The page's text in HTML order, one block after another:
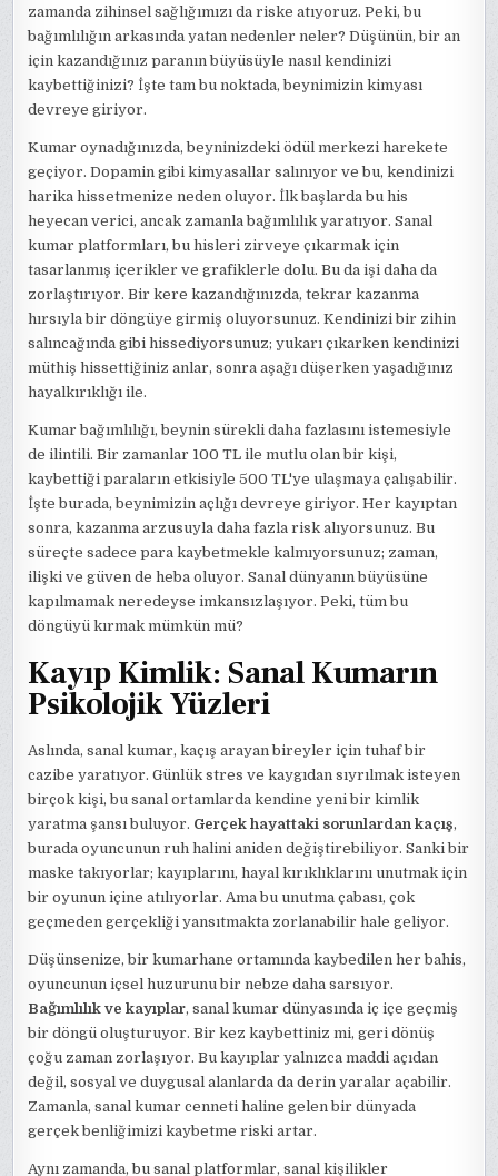
zamanda zihinsel sağlığımızı da riske atıyoruz. Peki, bu
bağımlılığın arkasında yatan nedenler neler? Düşünün, bir an
için kazandığınız paranın büyüsüyle nasıl kendinizi
kaybettiğinizi? İşte tam bu noktada, beynimizin kimyası
devreye giriyor.
Kumar oynadığınızda, beyninizdeki ödül merkezi harekete
geçiyor. Dopamin gibi kimyasallar salınıyor ve bu, kendinizi
harika hissetmenize neden oluyor. İlk başlarda bu his
heyecan verici, ancak zamanla bağımlılık yaratıyor. Sanal
kumar platformları, bu hisleri zirveye çıkarmak için
tasarlanmış içerikler ve grafiklerle dolu. Bu da işi daha da
zorlaştırıyor. Bir kere kazandığınızda, tekrar kazanma
hırsıyla bir döngüye girmiş oluyorsunuz. Kendinizi bir zihin
salıncağında gibi hissediyorsunuz; yukarı çıkarken kendinizi
müthiş hissettiğiniz anlar, sonra aşağı düşerken yaşadığınız
hayalkırıklığı ile.
Kumar bağımlılığı, beynin sürekli daha fazlasını istemesiyle
de ilintili. Bir zamanlar 100 TL ile mutlu olan bir kişi,
kaybettiği paraların etkisiyle 500 TL'ye ulaşmaya çalışabilir.
İşte burada, beynimizin açlığı devreye giriyor. Her kayıptan
sonra, kazanma arzusuyla daha fazla risk alıyorsunuz. Bu
süreçte sadece para kaybetmekle kalmıyorsunuz; zaman,
ilişki ve güven de heba oluyor. Sanal dünyanın büyüsüne
kapılmamak neredeyse imkansızlaşıyor. Peki, tüm bu
döngüyü kırmak mümkün mü?
Kayıp Kimlik: Sanal Kumarın
Psikolojik Yüzleri
Aslında, sanal kumar, kaçış arayan bireyler için tuhaf bir
cazibe yaratıyor. Günlük stres ve kaygıdan sıyrılmak isteyen
birçok kişi, bu sanal ortamlarda kendine yeni bir kimlik
yaratma şansı buluyor. Gerçek hayattaki sorunlardan kaçış,
burada oyuncunun ruh halini aniden değiştirebiliyor. Sanki bir
maske takıyorlar; kayıplarını, hayal kırıklıklarını unutmak için
bir oyunun içine atılıyorlar. Ama bu unutma çabası, çok
geçmeden gerçekliği yansıtmakta zorlanabilir hale geliyor.
Düşünsenize, bir kumarhane ortamında kaybedilen her bahis,
oyuncunun içsel huzurunu bir nebze daha sarsıyor.
Bağımlılık ve kayıplar, sanal kumar dünyasında iç içe geçmiş
bir döngü oluşturuyor. Bir kez kaybettiniz mi, geri dönüş
çoğu zaman zorlaşıyor. Bu kayıplar yalnızca maddi açıdan
değil, sosyal ve duygusal alanlarda da derin yaralar açabilir.
Zamanla, sanal kumar cenneti haline gelen bir dünyada
gerçek benliğimizi kaybetme riski artar.
Aynı zamanda, bu sanal platformlar, sanal kişilikler